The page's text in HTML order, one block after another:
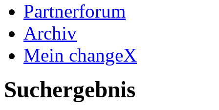
Partnerforum
Archiv
Mein changeX
Suchergebnis